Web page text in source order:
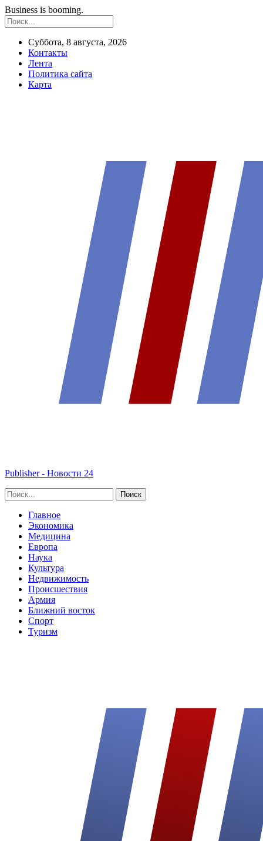
Business is booming.
Суббота, 8 августа, 2026
Контакты
Лента
Политика сайта
Карта
Publisher - Новости 24
Главное
Экономика
Медицина
Европа
Наука
Культура
Недвижимость
Происшествия
Армия
Ближний восток
Спорт
Туризм